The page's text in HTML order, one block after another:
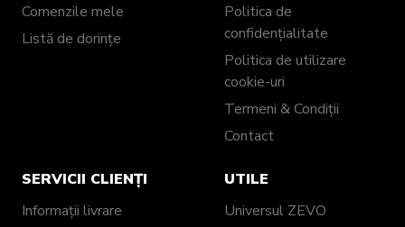
Comenzile mele
Listă de dorințe
Politica de
confidențialitate
Politica de utilizare
cookie-uri
Termeni & Condiții
Contact
SERVICII CLIENȚI
Informații livrare
UTILE
Universul ZEVO